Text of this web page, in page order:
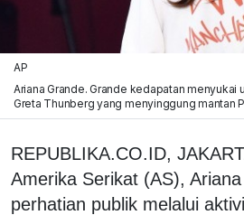
AP
Ariana Grande. Grande kedapatan menyukai
Greta Thunberg yang menyinggung mantan
REPUBLIKA.CO.ID,
Amerika Serikat (AS),
perhatian publik melalui